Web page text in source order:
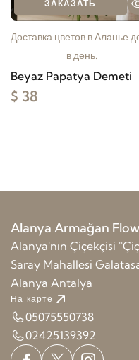
ЗАКАЗАТЬ
Доставка цветов в Аланье
в день.
Beyaz Papatya Demeti
$ 38
Alanya Armağan
Alanya'nın Çiçekçisi
Saray Mahallesi
Alanya Antalya
На карте
05075550738
02425139392